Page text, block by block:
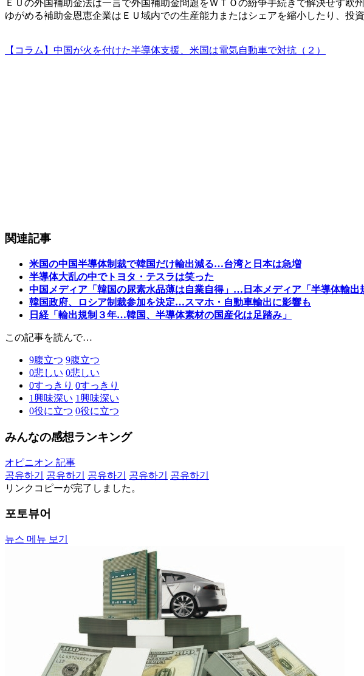
ＥＵの外国補助金法は一言で外国補助金問題をＷＴＯの紛争手続きで解決せず
ゆがめる補助金恩恵企業はＥＵ域内での生産能力またはシェアを縮小したり、投
【コラム】中国が火を付けた半導体支援、米国は電気自動車で対抗（２）
関連記事
米国の中国半導体制裁で韓国だけ輸出減る…台湾と日本は急増
半導体大乱の中でトヨタ・テスラは笑った
中国メディア「韓国の尿素水品薄は自業自得」…日本メディア「半導体輸出
韓国政府、ロシア制裁参加を決定…スマホ・自動車輸出に影響も
日経「輸出規制３年…韓国、半導体素材の国産化は足踏み」
この記事を読んで…
9腹立つ 9腹立つ
0悲しい 0悲しい
0すっきり 0すっきり
1興味深い 1興味深い
0役に立つ 0役に立つ
みんなの感想ランキング
オピニオン 記事
공유하기
공유하기 공유하기 공유하기
공유하기
リンクコピーが完了しました。
포토뷰어
뉴스 메뉴 보기